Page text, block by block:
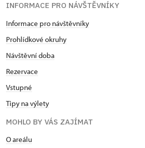
INFORMACE PRO NÁVŠTĚVNÍKY
Informace pro návštěvníky
Prohlídkové okruhy
Návštěvní doba
Rezervace
Vstupné
Tipy na výlety
MOHLO BY VÁS ZAJÍMAT
O areálu